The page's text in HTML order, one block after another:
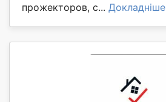
прожекторов, с... Докладніше